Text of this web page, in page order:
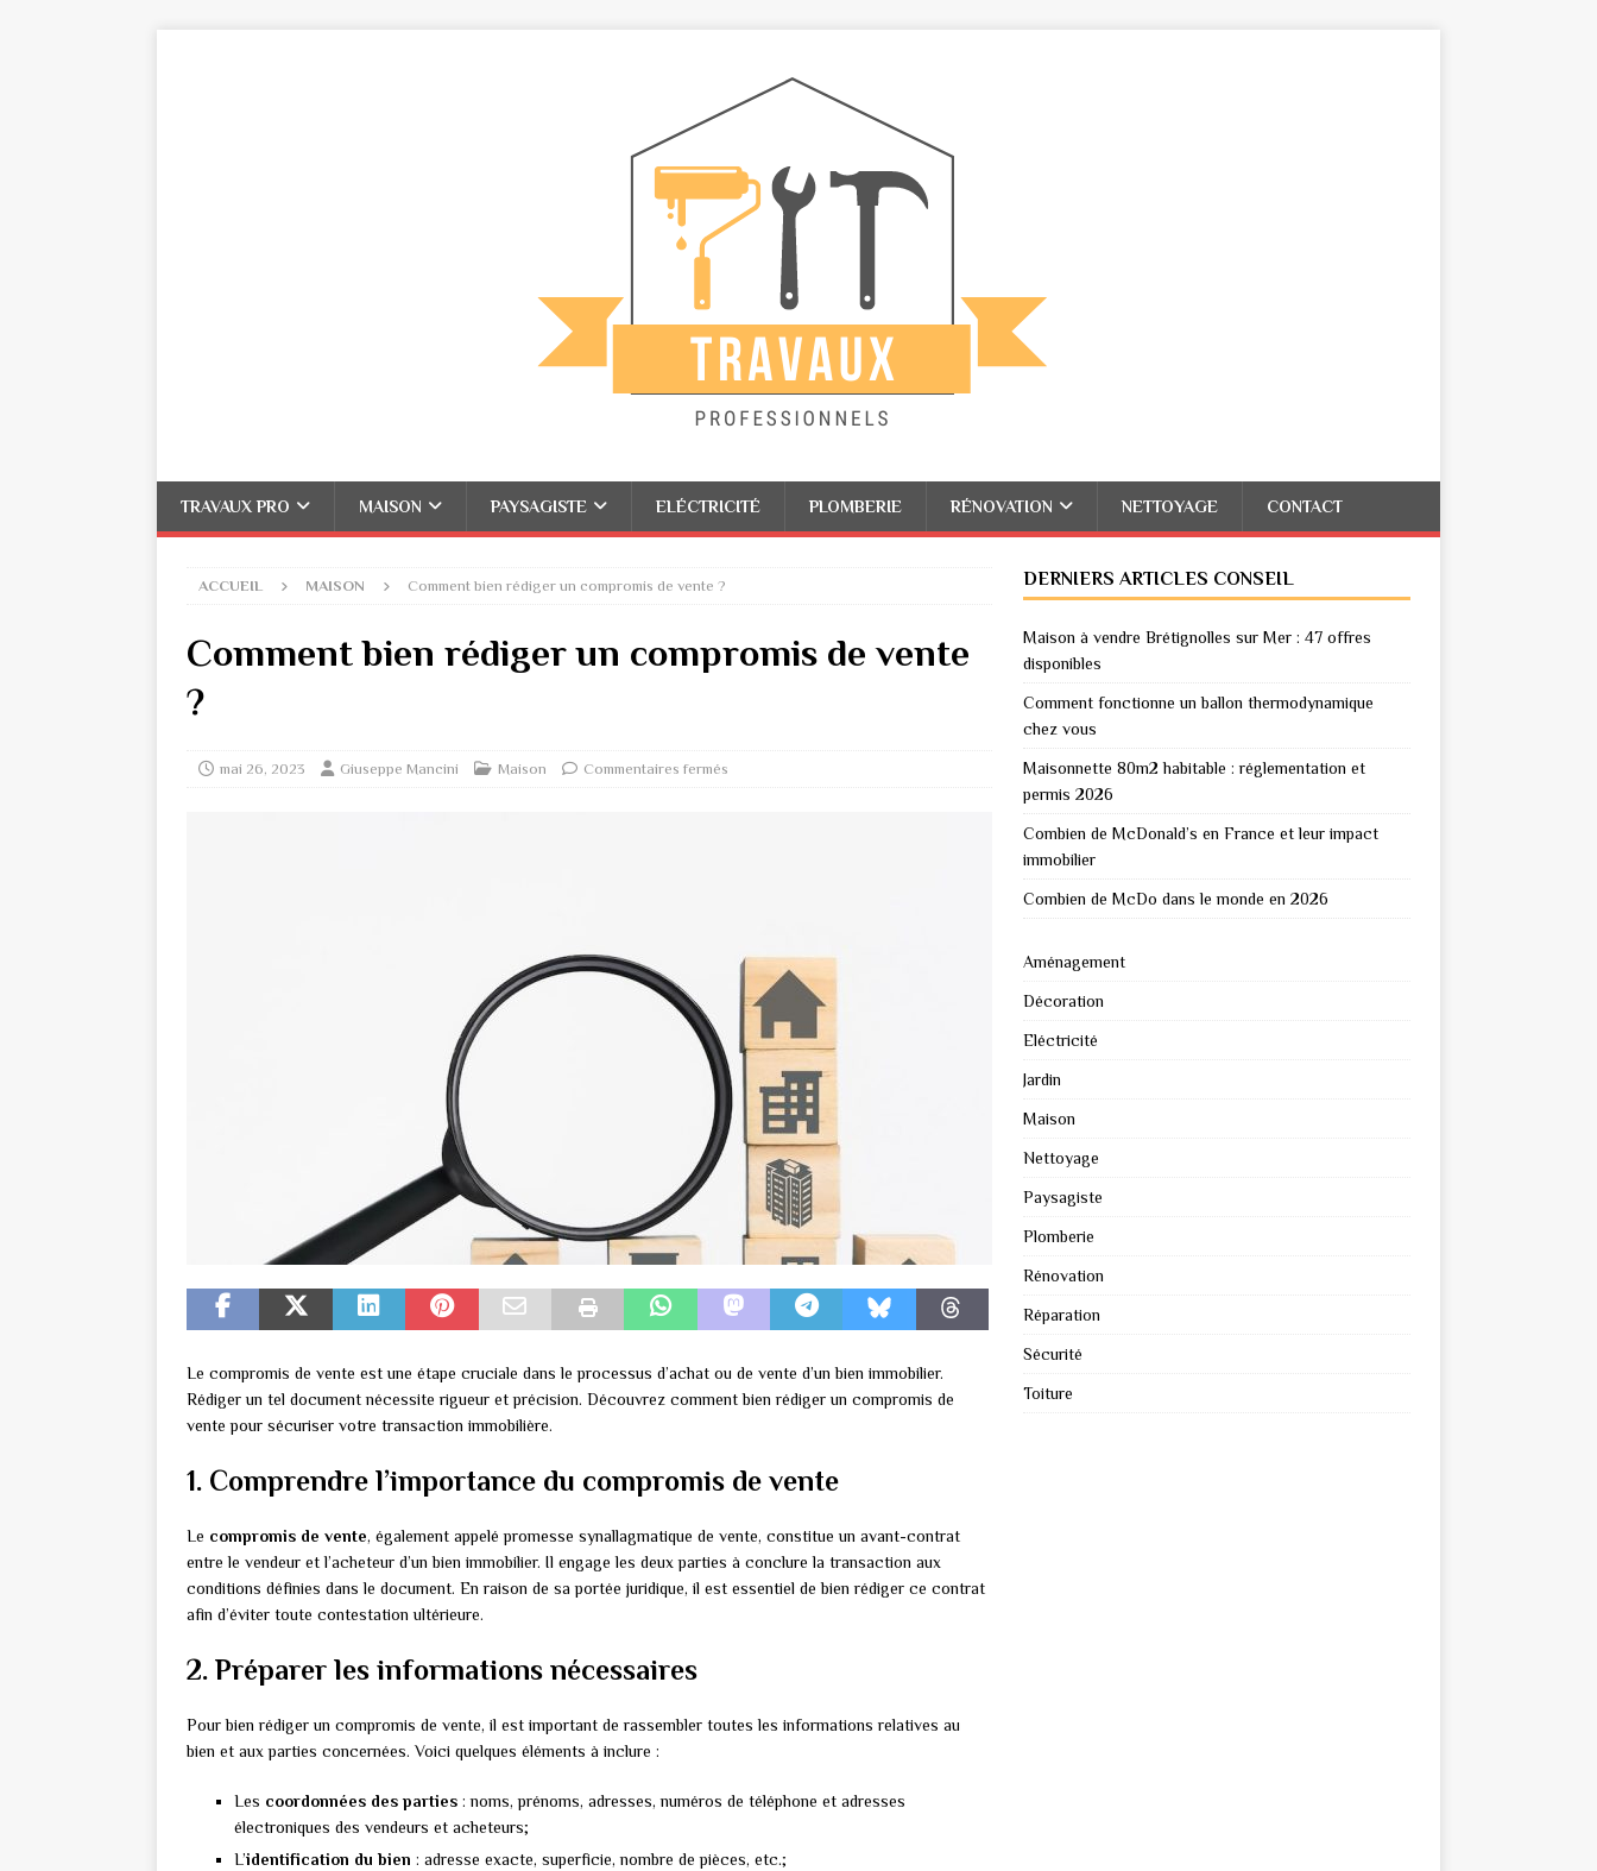
TRAVAUX PRO MAISON PAYSAGISTE ELÉCTRICITÉ PLOMBERIE RÉNOVATION NETTOYAGE CONTACT
ACCUEIL MAISON Comment bien rédiger un compromis de vente ?
Comment bien rédiger un compromis de vente
?
mai 26, 2023 Giuseppe Mancini Maison Commentaires fermés
Le compromis de vente est une étape cruciale dans le processus d’achat ou de vente d’un bien immobilier.
Rédiger un tel document nécessite rigueur et précision. Découvrez comment bien rédiger un compromis de
vente pour sécuriser votre transaction immobilière.
1. Comprendre l’importance du compromis de vente
Le compromis de vente, également appelé promesse synallagmatique de vente, constitue un avant-contrat
entre le vendeur et l’acheteur d’un bien immobilier. Il engage les deux parties à conclure la transaction aux
conditions définies dans le document. En raison de sa portée juridique, il est essentiel de bien rédiger ce contrat
afin d’éviter toute contestation ultérieure.
2. Préparer les informations nécessaires
Pour bien rédiger un compromis de vente, il est important de rassembler toutes les informations relatives au
bien et aux parties concernées. Voici quelques éléments à inclure :
Les coordonnées des parties : noms, prénoms, adresses, numéros de téléphone et adresses
électroniques des vendeurs et acheteurs;
L’identification du bien : adresse exacte, superficie, nombre de pièces, etc.;
DERNIERS ARTICLES CONSEIL
Maison à vendre Brétignolles sur Mer : 47 offres
disponibles
Comment fonctionne un ballon thermodynamique
chez vous
Maisonnette 80m2 habitable : réglementation et
permis 2026
Combien de McDonald’s en France et leur impact
immobilier
Combien de McDo dans le monde en 2026
Aménagement
Décoration
Eléctricité
Jardin
Maison
Nettoyage
Paysagiste
Plomberie
Rénovation
Réparation
Sécurité
Toiture